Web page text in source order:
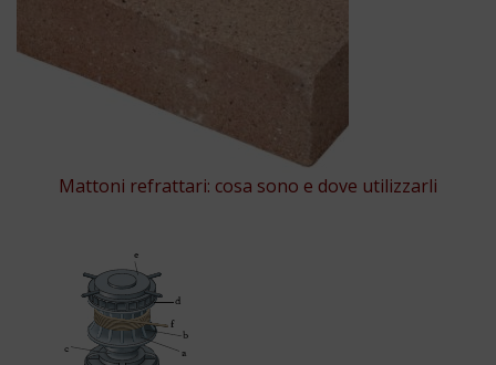
Mattoni refrattari: cosa sono e dove utilizzarli